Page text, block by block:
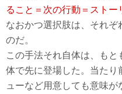
ること＝次の行動＝ストー
なおかつ選択肢は、それぞ
のだ。
この手法それ自体は、も
体で先に登場した。当たり
ューなど用意しても意味が